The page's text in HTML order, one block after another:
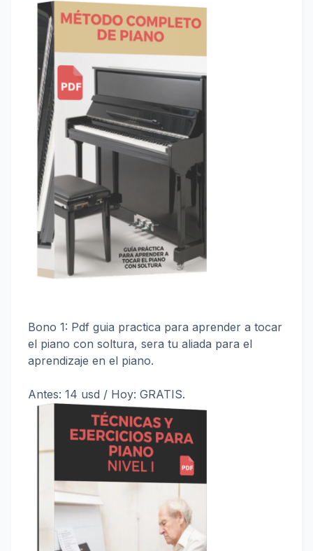
Bono 1: Pdf guia practica para aprender a tocar
el piano con soltura, sera tu aliada para el
aprendizaje en el piano.
Antes: 14 usd / Hoy: GRATIS.